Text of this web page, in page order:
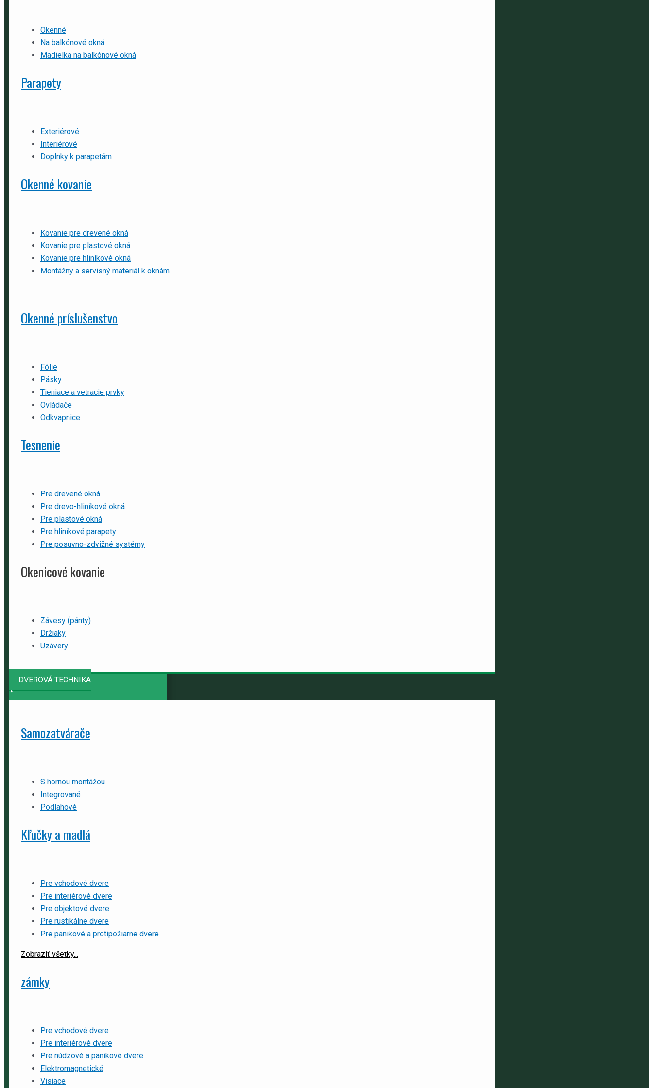
Okenné
Na balkónové okná
Madielka na balkónové okná
Parapety
Exteriérové
Interiérové
Doplnky k parapetám
Okenné kovanie
Kovanie pre drevené okná
Kovanie pre plastové okná
Kovanie pre hliníkové okná
Montážny a servisný materiál k oknám
Okenné príslušenstvo
Fólie
Pásky
Tieniace a vetracie prvky
Ovládače
Odkvapnice
Tesnenie
Pre drevené okná
Pre drevo-hliníkové okná
Pre plastové okná
Pre hliníkové parapety
Pre posuvno-zdvižné systémy
Okenicové kovanie
Závesy (pánty)
Držiaky
Uzávery
DVEROVÁ TECHNIKA
Samozatvárače
S hornou montážou
Integrované
Podlahové
Kľučky a madlá
Pre vchodové dvere
Pre interiérové dvere
Pre objektové dvere
Pre rustikálne dvere
Pre panikové a protipožiarne dvere
Zobraziť všetky...
zámky
Pre vchodové dvere
Pre interiérové dvere
Pre núdzové a panikové dvere
Elektromagnetické
Visiace